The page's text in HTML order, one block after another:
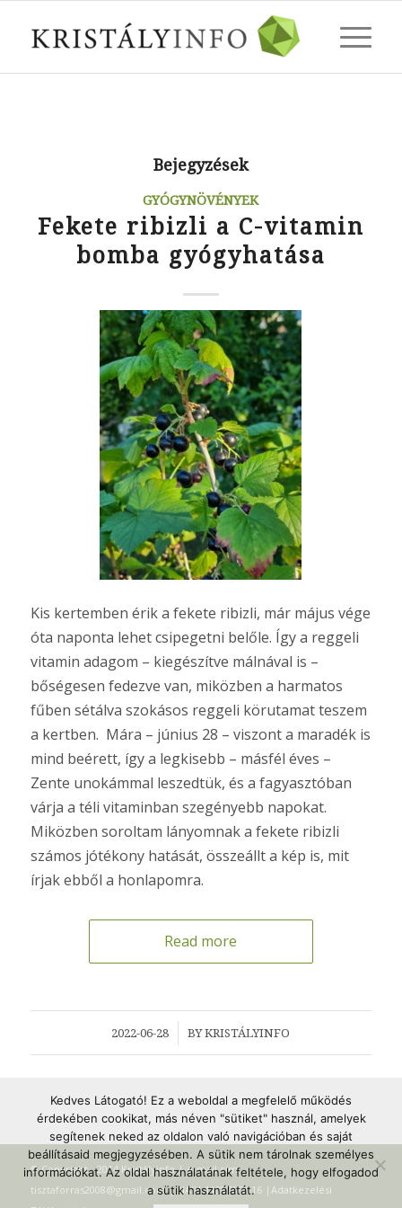
Bejegyzések
GYÓGYNÖVÉNYEK
Fekete ribizli a C-vitamin
bomba gyógyhatása
Kis kertemben érik a fekete ribizli, már május vége
óta naponta lehet csipegetni belőle. Így a reggeli
vitamin adagom – kiegészítve málnával is –
bőségesen fedezve van, miközben a harmatos
fűben sétálva szokásos reggeli körutamat teszem
a kertben. Mára – június 28 – viszont a maradék is
mind beérett, így a legkisebb – másfél éves –
Zente unokámmal leszedtük, és a fagyasztóban
várja a téli vitaminban szegényebb napokat.
Miközben soroltam lányomnak a fekete ribizli
számos jótékony hatását, összeállt a kép is, mit
írjak ebből a honlapomra.
Read more
2022-06-28
/ BYKRISTÁLYINFO
© Copyright - 2014 Kristályinfo | e-mail cím:
tisztaforras2008@gmail.com | NAIH-110876/2016 | Adatkezelési
Kedves Látogató! Ez a weboldal a megfelelő működés
érdekében cookikat, más néven "sütiket" használ, amelyek
segítenek neked az oldalon való navigációban és saját
beállításaid megjegyzésében. A sütik nem tárolnak személyes
információkat. Az oldal használatának feltétele, hogy elfogadod
a sütik használatát.